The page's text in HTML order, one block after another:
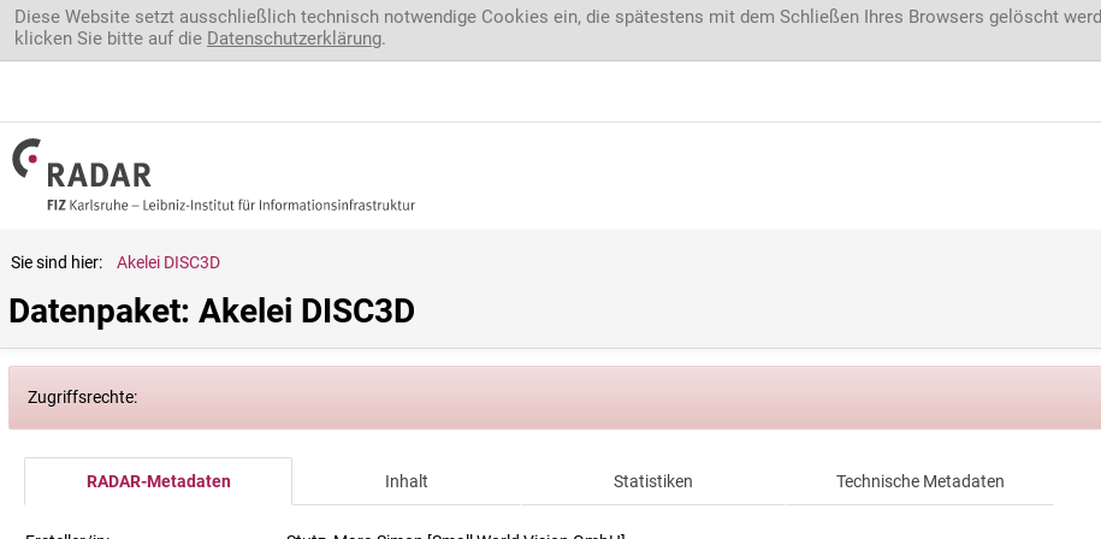
Direkt zum Inhalt
Diese Website setzt ausschließlich technisch notwendige Cookies ein, die spätestens mit dem Schließen Ihres Browsers gelöscht
klicken Sie bitte auf die Datenschutzerklärung.
Sie sind hier: Akelei DISC3D
Datenpaket: Akelei DISC3D
Zugriffsrechte:
RADAR-Metadaten Inhalt Statistiken Technische Metadaten